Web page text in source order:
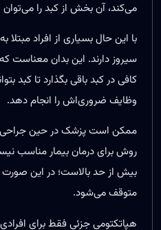
می‌کند، آن بخش از کبد را
با این حال بسیاری از افراد مبتلا
سیروز دارند. این بدان معناست
کافی در کبد باقی بگذارد تا کبد
وظایف ضروری‌اش را انجام دهد.
ممکن است پزشک در حین جراحی
روش برای درمان بیمار مناسب
بیش‌ از حد بالاست؛ در این
متوقف می‌شود.
هپاتکتومی جزئی فقط برای